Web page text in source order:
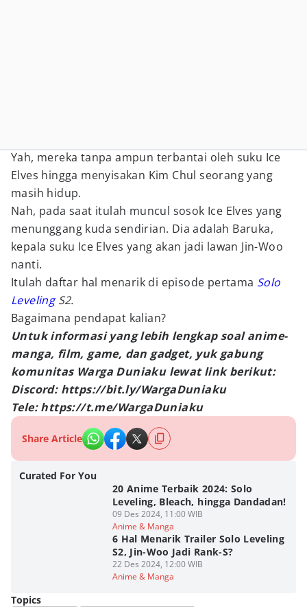
Yah, mereka tanpa ampun terbantai oleh suku Ice
Elves hingga menyisakan Kim Chul seorang yang
masih hidup.
Nah, pada saat itulah muncul sosok Ice Elves yang
menunggang kuda sendirian. Dia adalah Baruka,
kepala suku Ice Elves yang akan jadi lawan Jin-Woo
nanti.
Itulah daftar hal menarik di episode pertama Solo
LevelingS2.
Bagaimana pendapat kalian?
Untuk informasi yang lebih lengkap soal anime-
manga, film, game, dan gadget, yuk gabung
komunitas Warga Duniaku lewat link berikut:
Discord: https://bit.ly/WargaDuniaku
Tele: https://t.me/WargaDuniaku
Share Article
Curated For You
20 Anime Terbaik 2024: Solo
Leveling, Bleach, hingga Dandadan!
09 Des 2024, 11:00 WIB
Anime & Manga
6 Hal Menarik Trailer Solo Leveling
S2, Jin-Woo Jadi Rank-S?
22 Des 2024, 12:00 WIB
Anime & Manga
Topics